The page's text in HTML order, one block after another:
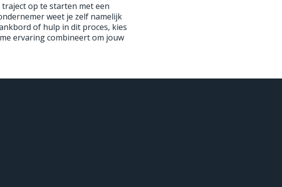
op te starten met een
weet je zelf namelijk
of hulp in dit proces, kies
ervaring combineert om jouw